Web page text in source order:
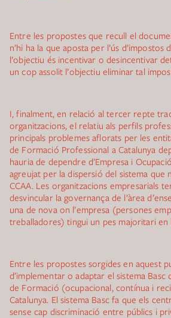
Entre les propostes que recull el
n’hi ha la que aposta per l’ús d’impostos
l’objectiu és incentivar o desincentivar
un cop assolit l’objectiu eliminar tal
I, finalment, en relació al tercer repte
organitzacions, el relatiu als perfils
principals problemes aflorats per les
de Formació Professional a Catalunya
hauria de dependre d’Empresa i
agreujat per la dispersió del sistema que
CCAA. Les organitzacions empresarials
desvincular la governança de l’àrea
una de nova on l’empresa (persones
treballadores) tingui un pes majoritari en
Entre les propostes sorgides en aquest
d’implementar o adaptar el sistema
de Formació (ocupacional, contínua i
Catalunya. El sistema Basc fa que els
sense cap discriminació entre públics i